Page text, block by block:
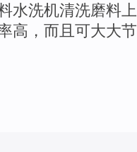
水洗机清洗磨料 上
高 ， 而且 可大大